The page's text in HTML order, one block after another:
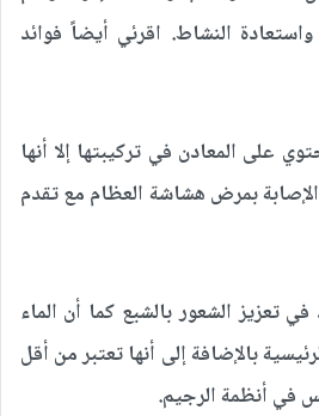
النشاط. اقرئي أيضاً فوائد
المعادن في تركيبتها إلا أنها
بمرض هشاشة العظام مع تقدم
تعزيز الشعور بالشبع كما أن الماء
بالإضافة إلى أنها تعتبر من أقل
في أنظمة الرجيم.